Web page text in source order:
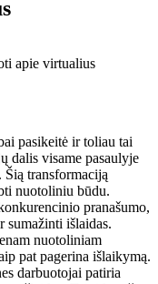
pasikeitė ir toliau tai
dalis visame pasaulyje
. Šią transformaciją
nuotoliniu būdu.
pranašumo,
sumažinti išlaidas.
nuotoliniam
pat pagerina išlaikymą.
darbuotojai patiria